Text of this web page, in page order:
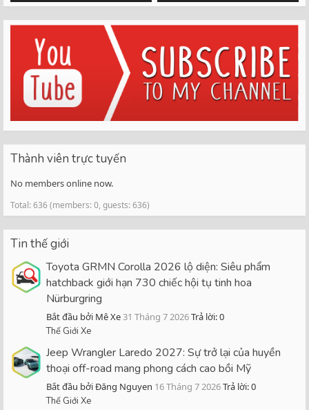
Thành viên trực tuyến
No members online now.
Total: 636 (members: 0, guests: 636)
Tin thế giới
Toyota GRMN Corolla 2026 lộ diện: Siêu phẩm
hatchback giới hạn 730 chiếc hội tụ tinh hoa
Nürburgring
Bắt đầu bởi Mê Xe31 Tháng 7 2026Trả lời: 0
Thế Giới Xe
Jeep Wrangler Laredo 2027: Sự trở lại của huyền
thoại off-road mang phong cách cao bồi Mỹ
Bắt đầu bởi Đăng Nguyen 16 Tháng 7 2026Trả lời: 0
Thế Giới Xe